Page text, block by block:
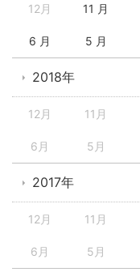
12月 11 月
6 月 5 月
2018年
12月 11月
6月 5月
2017年
12月 11月
6月 5月